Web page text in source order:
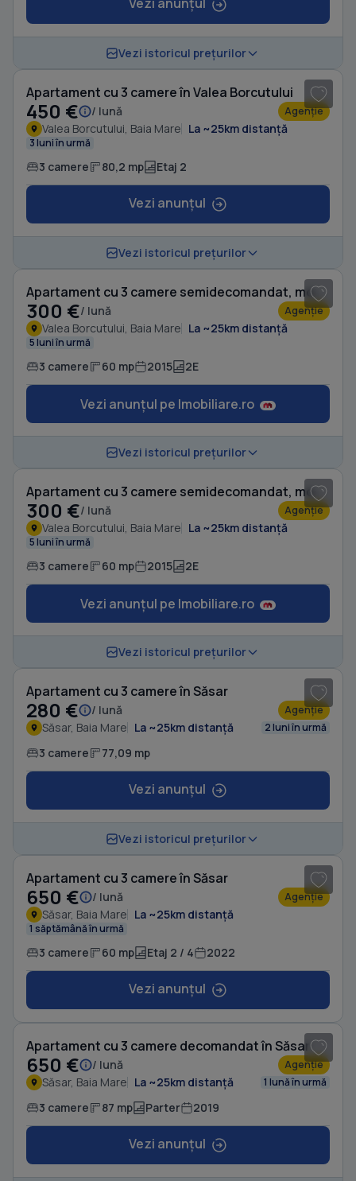
Vezi istoricul prețurilor
Apartament cu 3 camere în Valea Borcutului
450 € / lună Agenție
Valea Borcutului, Baia Mare La ~25km distanță
3 luni în urmă
3 camere 80,2 mp Etaj 2
Vezi anunțul
Vezi istoricul prețurilor
Apartament cu 3 camere semidecomandat, mobilat în Valea Borcutului
300 €/ lună Agenție
Valea Borcutului, Baia Mare La ~25km distanță
5 luni în urmă
3 camere 60 mp 2015 2E
Vezi anunțul pe Imobiliare.ro
Vezi istoricul prețurilor
Apartament cu 3 camere semidecomandat, mobilat în Valea Borcutului
300 €/ lună Agenție
Valea Borcutului, Baia Mare La ~25km distanță
5 luni în urmă
3 camere 60 mp 2015 2E
Vezi anunțul pe Imobiliare.ro
Vezi istoricul prețurilor
Apartament cu 3 camere în Săsar
280 € / lună Agenție
Săsar, Baia Mare La ~25km distanță 2 luni în urmă
3 camere 77,09 mp
Vezi anunțul
Vezi istoricul prețurilor
Apartament cu 3 camere în Săsar
650 € / lună Agenție
Săsar, Baia Mare La ~25km distanță
1 săptămână în urmă
3 camere 60 mp Etaj 2 / 4 2022
Vezi anunțul
Apartament cu 3 camere decomandat în Săsar
650 € / lună Agenție
Săsar, Baia Mare La ~25km distanță 1 lună în urmă
3 camere 87 mp Parter 2019
Vezi anunțul